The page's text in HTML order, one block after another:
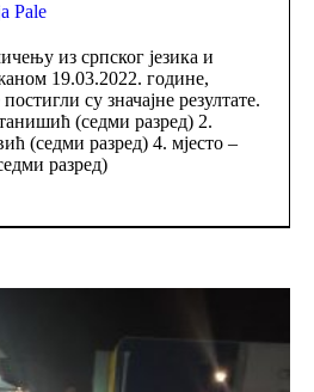
Pale
из српског језика и
19.03.2022. године,
су значајне резултате.
(седми разред) 2.
(седми разред) 4. мјесто –
разред)